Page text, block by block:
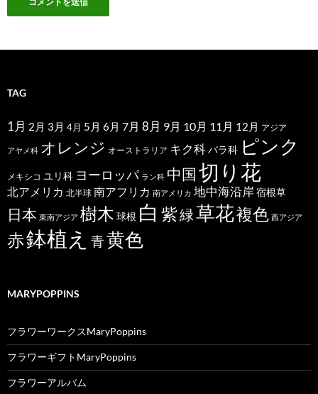
TAG
1月 2月 3月 4月 5月 6月 7月 8月 9月 10月 11月 12月 アジア
アヤメ科 オレンジ オーストラリア キク科バラ科 ピンク
メキシコ ユリ科 ヨーロッパ ラン科 中国切り花
北アメリカ 北半球 南アフリカ 南アメリカ 地中海沿岸 宿根草
日本 東南アジア 樹木 球根 白 紫緑草花複色 西アジア
赤鉢植え 青黄色
MARYPOPPINS
フラワーワークスMaryPoppins
フラワーギフトMaryPoppins
フラワーアルバム